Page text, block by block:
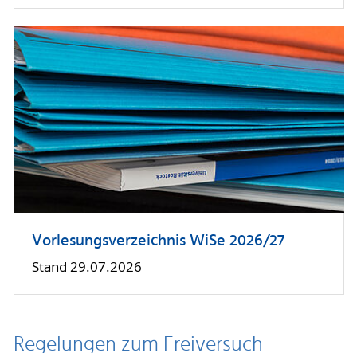
Vorlesungsverzeichnis WiSe 2026/27
Stand 29.07.2026
Regelungen zum Freiversuch